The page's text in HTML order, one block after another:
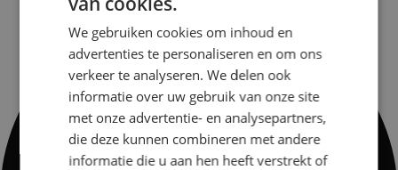
We gebruiken cookies om inhoud en
advertenties te personaliseren en om ons
verkeer te analyseren. We delen ook
informatie over uw gebruik van onze site
met onze advertentie- en analysepartners,
die deze kunnen combineren met andere
informatie die u aan hen heeft verstrekt of